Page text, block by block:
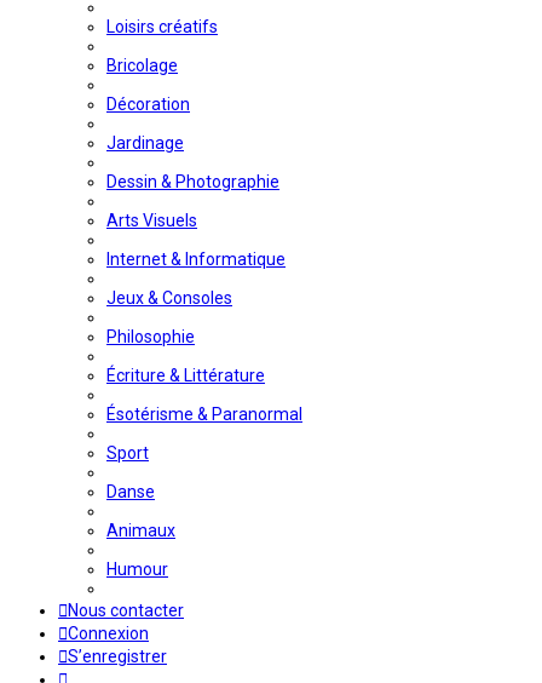
Loisirs créatifs
Bricolage
Décoration
Jardinage
Dessin & Photographie
Arts Visuels
Internet & Informatique
Jeux & Consoles
Philosophie
Écriture & Littérature
Ésotérisme & Paranormal
Sport
Danse
Animaux
Humour
Nous contacter
Connexion
S’enregistrer